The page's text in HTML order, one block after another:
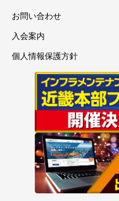
お問い合わせ
入会案内
個人情報保護方針